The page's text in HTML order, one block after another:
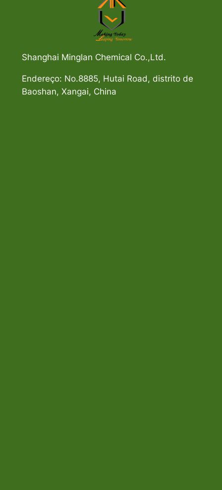
Shanghai Minglan Chemical Co.,Ltd.
Endereço: No.8885, Hutai Road, distrito de
Baoshan, Xangai, China